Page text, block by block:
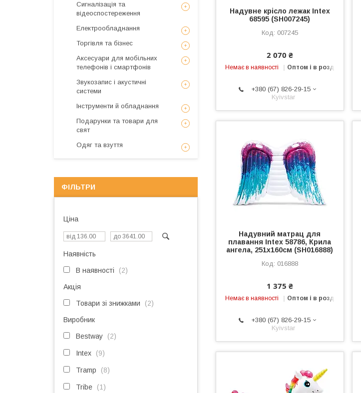
Надувне крісло лежак Intex
68595 (SH007245)
007245
2 070 ₴
Немає в наявності Оптом і в роздріб
+380 (67) 826-29-15
Kyivstar
Надувний матрац для
плавання Intex 58786, Крила
ангела, 251х160см (SH016888)
016888
1 375 ₴
Немає в наявності Оптом і в роздріб
+380 (67) 826-29-15
Kyivstar
Сигналізація та
відеоспостереження
Електрообладнання
Торгівля та бізнес
Аксесуари для мобільних
телефонів і смартфонів
Звукозапис і акустичні
системи
Інструменти й обладнання
Подарунки та товари для
свят
Одяг та взуття
ФІЛЬТРИ
Ціна
Наявність
В наявності 2
Акція
Товари зі знижками 2
Виробник
Bestway 2
Intex 9
Tramp 8
Tribe 1